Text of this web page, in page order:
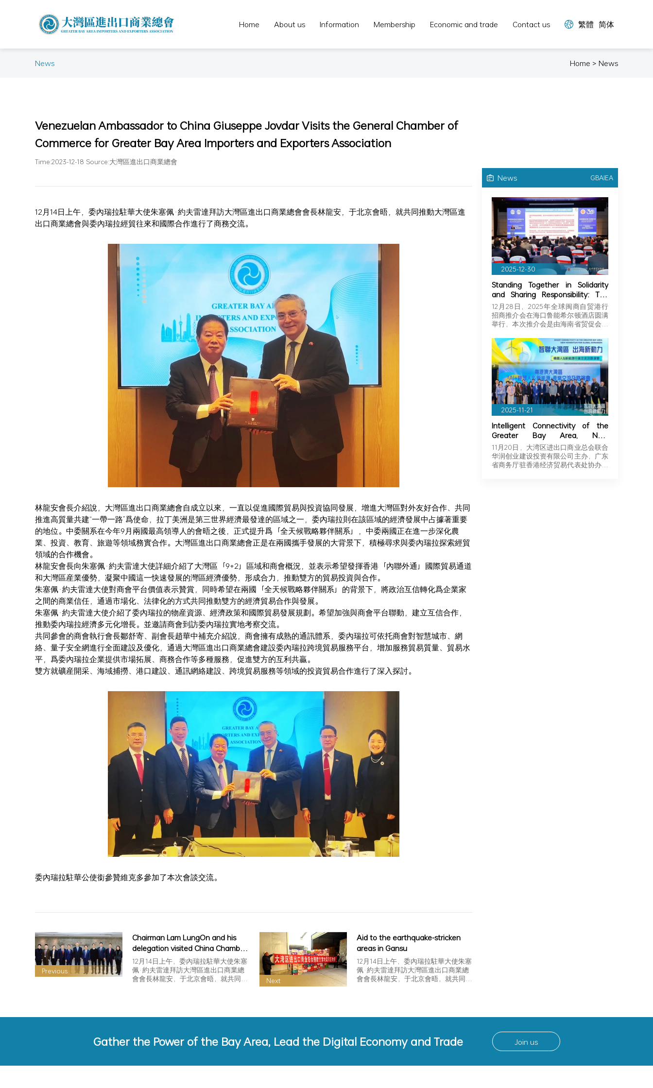
Home About us Information Membership Economic and trade Contact us 繁體 简体
News Home > News
Venezuelan Ambassador to China Giuseppe Jovdar Visits the General Chamber of
Commerce for Greater Bay Area Importers and Exporters Association
Time:2023-12-18 Source:大灣區進出口商業總會
12月14日上午，委內瑞拉駐華大使朱塞佩·約夫雷達拜訪大灣區進出口商業總會會長林龍安，于北京會晤，就共同推動大灣區進
出口商業總會與委內瑞拉經貿往來和國際合作進行了商務交流。
林龍安會長介紹說，大灣區進出口商業總會自成立以來，一直以促進國際貿易與投資協同發展，增進大灣區對外友好合作、共同
推進高質量共建“一帶一路”爲使命，拉丁美洲是第三世界經濟最發達的區域之一，委內瑞拉則在該區域的經濟發展中占據著重要
的地位。中委關系在今年9月兩國最高領導人的會晤之後，正式提升爲「全天候戰略夥伴關系」，中委兩國正在進一步深化農
業、投資、教育、旅遊等領域務實合作。大灣區進出口商業總會正是在兩國攜手發展的大背景下，積極尋求與委內瑞拉探索經貿
領域的合作機會。
林龍安會長向朱塞佩·約夫雷達大使詳細介紹了大灣區「9+2」區域和商會概況，並表示希望發揮香港「內聯外通」國際貿易通道
和大灣區産業優勢，凝聚中國這一快速發展的灣區經濟優勢，形成合力，推動雙方的貿易投資與合作。
朱塞佩·約夫雷達大使對商會平台價值表示贊賞，同時希望在兩國「全天候戰略夥伴關系」的背景下，將政治互信轉化爲企業家
之間的商業信任，通過市場化、法律化的方式共同推動雙方的經濟貿易合作與發展。
朱塞佩·約夫雷達大使介紹了委內瑞拉的物産資源、經濟政策和國際貿易發展規劃。希望加強與商會平台聯動，建立互信合作，
推動委內瑞拉經濟多元化增長。並邀請商會到訪委內瑞拉實地考察交流。
共同參會的商會執行會長鄒舒寄、副會長趙華中補充介紹說，商會擁有成熟的通訊體系，委內瑞拉可依托商會對智慧城市、網
絡、量子安全網進行全面建設及優化，通過大灣區進出口商業總會建設委內瑞拉跨境貿易服務平台，增加服務貿易質量、貿易水
平，爲委內瑞拉企業提供市場拓展、商務合作等多種服務，促進雙方的互利共贏。
雙方就礦産開采、海域捕撈、港口建設、通訊網絡建設、跨境貿易服務等領域的投資貿易合作進行了深入探討。
委內瑞拉駐華公使銜參贊維克多參加了本次會談交流。
Previous
Chairman Lam LungOn and his
delegation visited China Chamber
of Commerce for Import and
Export of Mechanical and
Electrical Products
12月14日上午，委內瑞拉駐華大使朱塞
佩·約夫雷達拜訪大灣區進出口商業總
會會長林龍安，于北京會晤，就共同推
Next
Aid to the earthquake-stricken
areas in Gansu
12月14日上午，委內瑞拉駐華大使朱塞
佩·約夫雷達拜訪大灣區進出口商業總
會會長林龍安，于北京會晤，就共同推
News GBAIEA
2025-12-30
Standing Together in Solidarity
and Sharing Responsibility: The
Greater Bay Area Importers and
Exporters Association Explores
New Opportunities in Hainan,
Businessmen to Seize Business
Opportunities in Hainan!
12月28日，2025年全球闽商自贸港行
招商推介会在海口鲁能希尔顿酒店圆满
举行，本次推介会是由海南省贸促会和
2025-11-21
Intelligent Connectivity of the
Greater Bay Area, New
Momentum for Overseas
Expansion | Robotics & New
Energy Industry Exchange and
11月20日，大湾区进出口商业总会联合
华润创业建设投资有限公司主办，广东
省商务厅驻香港经济贸易代表处协办，
Gather the Power of the Bay Area, Lead the Digital Economy and Trade Join us